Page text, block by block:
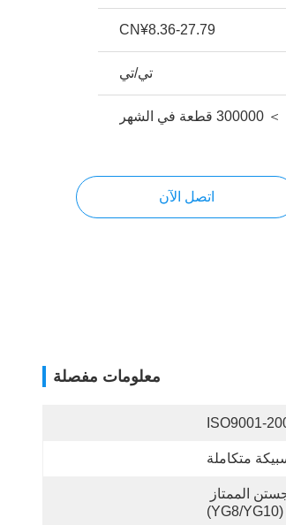
CN¥8.36-27.79
تي/تي
＞ 300000 قطعة في الشهر
اتصل الآن
معلومات مفصلة
ISO9001-
متكاملة
(YG8/YG10)